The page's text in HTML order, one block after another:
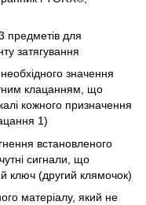
предметів для
затягування
значення
клацанням, що
кожного призначення
1)
встановленого
сигнали, що
ключ (другий клямочок)
матеріалу, який не